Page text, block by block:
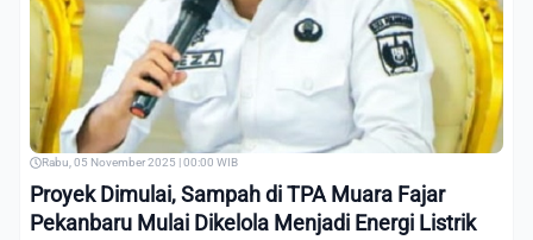
Rabu, 05 November 2025 | 00:00 WIB
Proyek Dimulai, Sampah di TPA Muara Fajar
Pekanbaru Mulai Dikelola Menjadi Energi Listrik